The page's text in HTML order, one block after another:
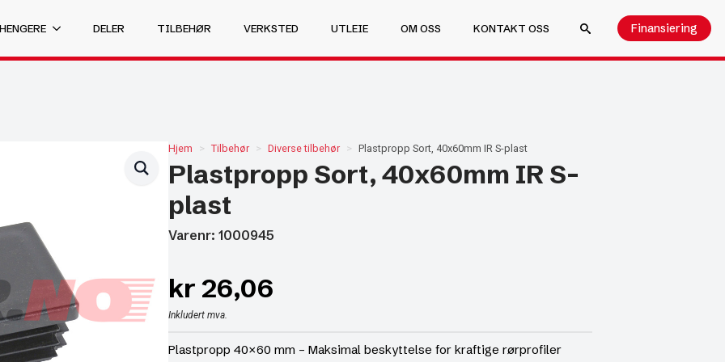
DELER TILBEHØR VERKSTED UTLEIE OM OSS
KONTAKT OSS
Finansiering
Hjem Tilbehør Diverse tilbehør Plastpropp Sort, 40x60mm IR S-plast
Plastpropp Sort, 40x60mm IR S-
plast
Varenr: 1000945
kr 26,06
Inkludert mva.
Plastpropp 40×60 mm – Maksimal beskyttelse for kraftige rørprofiler